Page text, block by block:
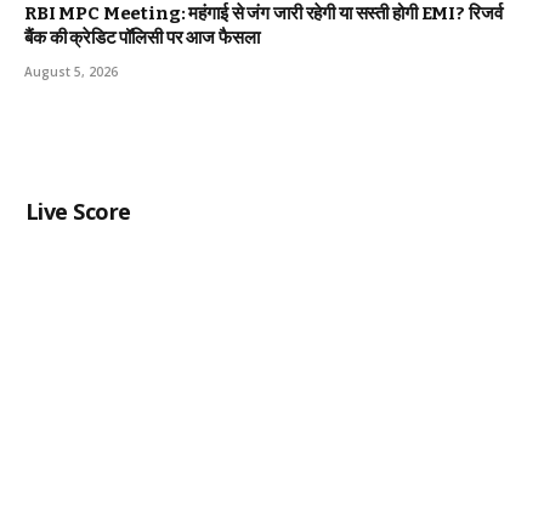
RBI MPC Meeting: महंगाई से जंग जारी रहेगी या सस्ती होगी EMI? रिजर्व
बैंक की क्रेडिट पॉलिसी पर आज फैसला
August 5, 2026
Live Score